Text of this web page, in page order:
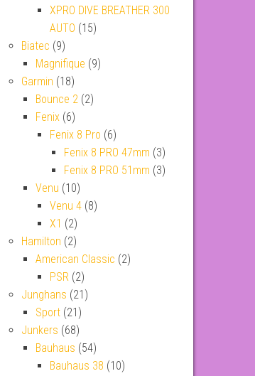
XPRO DIVE BREATHER 300
AUTO (15)
Biatec (9)
Magnifique (9)
Garmin (18)
Bounce 2 (2)
Fenix (6)
Fenix 8 Pro (6)
Fenix 8 PRO 47mm (3)
Fenix 8 PRO 51mm (3)
Venu (10)
Venu 4 (8)
X1 (2)
Hamilton (2)
American Classic (2)
PSR (2)
Junghans (21)
Sport (21)
Junkers (68)
Bauhaus (54)
Bauhaus 38 (10)